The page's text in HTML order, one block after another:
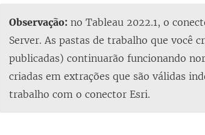
Observação: no Tableau 2022.1, o
Server. As pastas de trabalho que você
publicadas) continuarão funcionando
criadas em extrações que são válidas
trabalho com o conector Esri.